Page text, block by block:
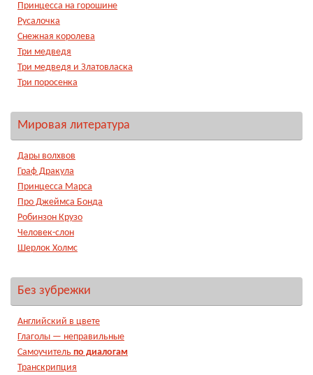
Принцесса на горошине
Русалочка
Снежная королева
Три медведя
Три медведя и Златовласка
Три поросенка
Мировая литература
Дары волхвов
Граф Дракула
Принцесса Марса
Про Джеймса Бонда
Робинзон Крузо
Человек-слон
Шерлок Холмс
Без зубрежки
Английский в цвете
Глаголы — неправильные
Самоучитель по диалогам
Транскрипция